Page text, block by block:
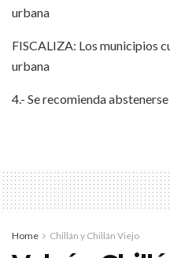
urbana
FISCALIZA: Los municipios
urbana
4.- Se recomienda
Home Chillán y Chillán Viejo